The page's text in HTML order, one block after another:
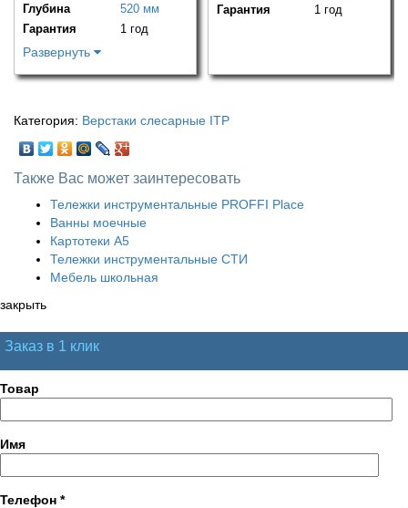
Глубина
520 мм
Гарантия
1 год
Развернуть
Гарантия
1 год
Категория: Верстаки слесарные ITP
Также Вас может заинтересовать
Тележки инструментальные PROFFI Place
Ванны моечные
Картотеки А5
Тележки инструментальные СТИ
Мебель школьная
закрыть
Заказ в 1 клик
Товар
Имя
Телефон *